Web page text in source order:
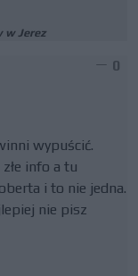
w Jerez
0
wypuścić.
info a tu
i to nie jedna.
nie pisz